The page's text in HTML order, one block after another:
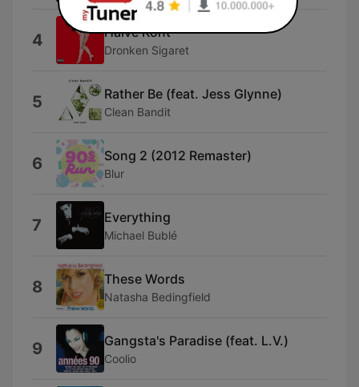
4 Halve Kont
Dronken Sigaret
5 Rather Be (feat. Jess Glynne)
Clean Bandit
6 Song 2 (2012 Remaster)
Blur
7 Everything
Michael Bublé
8 These Words
Natasha Bedingfield
9 Gangsta's Paradise (feat. L.V.)
Coolio